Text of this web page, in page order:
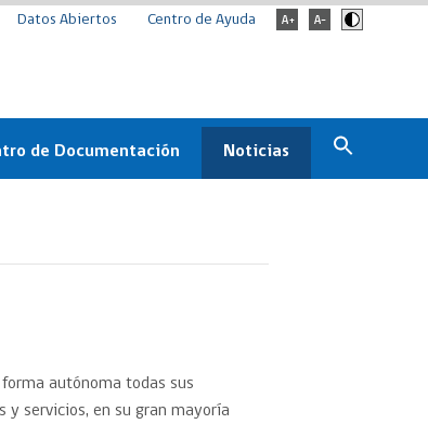
Datos Abiertos Centro de Ayuda
de Documentación Noticias
Archivo de noticias
autónoma todas sus
y servicios, en su gran mayoría